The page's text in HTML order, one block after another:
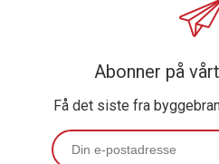
Abonner på
Få det siste fra